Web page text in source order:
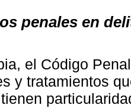
penales en
el Código
y tratamientos